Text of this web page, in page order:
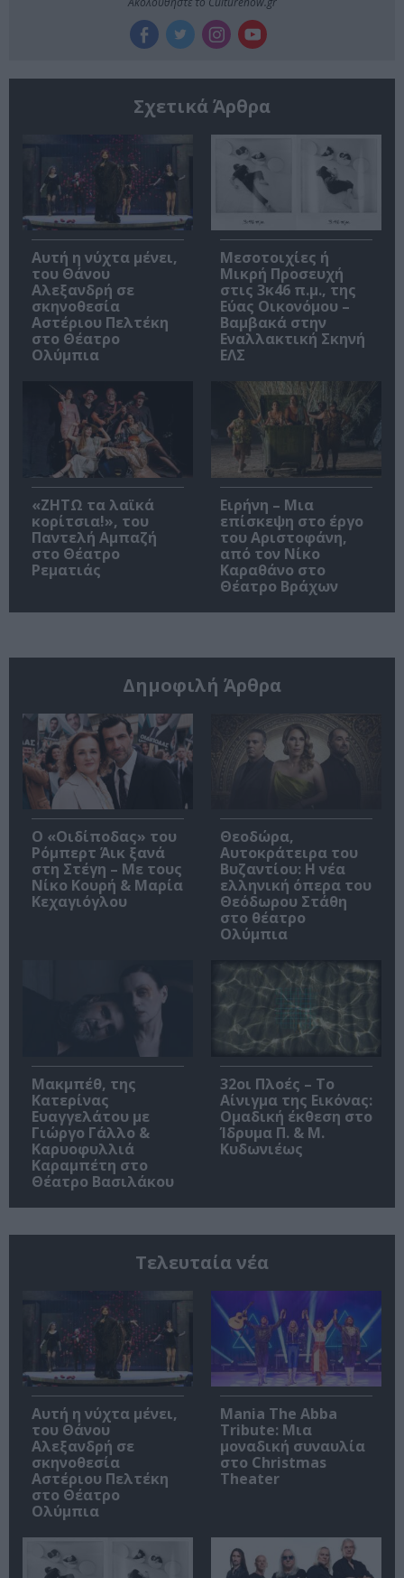
Σχετικά Άρθρα
Αυτή η νύχτα μένει,
του Θάνου
Αλεξανδρή σε
σκηνοθεσία
Αστέριου Πελτέκη
στο Θέατρο
Ολύμπια
Μεσοτοιχίες ή
Μικρή Προσευχή
στις 3κ46 π.μ., της
Εύας Οικονόμου –
Βαμβακά στην
Εναλλακτική Σκηνή
ΕΛΣ
«ΖΗΤΩ τα λαϊκά
κορίτσια!», του
Παντελή Αμπαζή
στο Θέατρο
Ρεματιάς
Ειρήνη – Μια
επίσκεψη στο έργο
του Αριστοφάνη,
από τον Νίκο
Καραθάνο στο
Θέατρο Βράχων
Δημοφιλή Άρθρα
O «Οιδίποδας» του
Ρόμπερτ Άικ ξανά
στη Στέγη – Με τους
Νίκο Κουρή & Μαρία
Κεχαγιόγλου
Θεοδώρα,
Αυτοκράτειρα του
Βυζαντίου: Η νέα
ελληνική όπερα του
Θεόδωρου Στάθη
στο θέατρο
Ολύμπια
Μακμπέθ, της
Κατερίνας
Ευαγγελάτου με
Γιώργο Γάλλο &
Καρυοφυλλιά
Καραμπέτη στο
Θέατρο Βασιλάκου
32οι Πλοές – Το
Αίνιγμα της Εικόνας:
Ομαδική έκθεση στο
Ίδρυμα Π. & Μ.
Κυδωνιέως
Τελευταία νέα
Αυτή η νύχτα μένει,
του Θάνου
Αλεξανδρή σε
σκηνοθεσία
Αστέριου Πελτέκη
στο Θέατρο
Ολύμπια
Mania The Abba
Tribute: Μια
μοναδική συναυλία
στο Christmas
Theater